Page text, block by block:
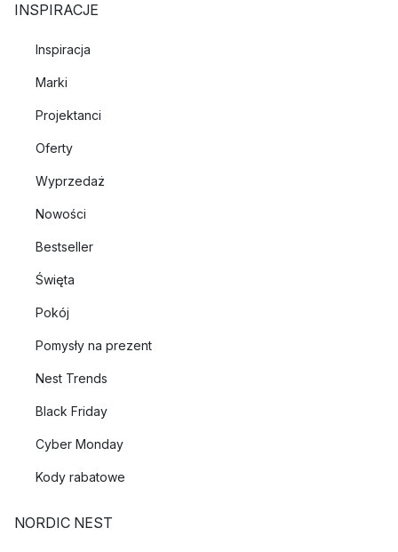
INSPIRACJE
Inspiracja
Marki
Projektanci
Oferty
Wyprzedaż
Nowości
Bestseller
Święta
Pokój
Pomysły na prezent
Nest Trends
Black Friday
Cyber Monday
Kody rabatowe
NORDIC NEST